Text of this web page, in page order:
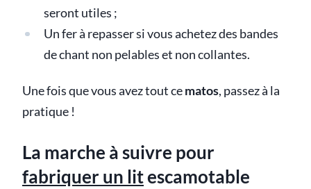
seront utiles ;
Un fer à repasser si vous achetez des bandes
de chant non pelables et non collantes.
Une fois que vous avez tout cematos, passez à la
pratique !
La marche à suivre pour
fabriquer un litescamotable